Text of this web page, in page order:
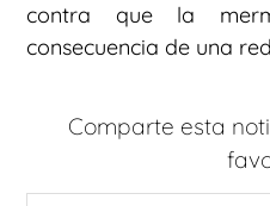
contra que la
consecuencia de una
Comparte esta